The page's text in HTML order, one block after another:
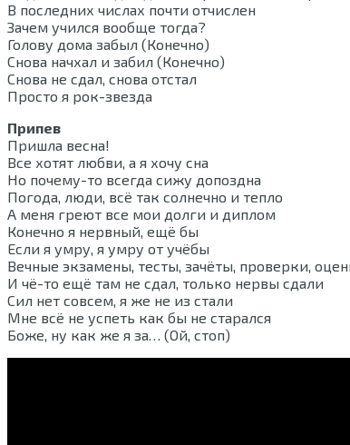
В последних числах почти отчислен
Зачем учился вообще тогда?
Голову дома забыл (Конечно)
Снова начхал и забил (Конечно)
Снова не сдал, снова отстал
Просто я рок-звезда
Припев
Пришла весна!
Все хотят любви, а я хочу сна
Но почему-то всегда сижу допоздна
Погода, люди, всё так солнечно и тепло
А меня греют все мои долги и диплом
Конечно я нервный, ещё бы
Если я умру, я умру от учёбы
Вечные экзамены, тесты, зачёты, проверки,
И чё-то ещё там не сдал, только нервы сдали
Сил нет совсем, я же не из стали
Мне всё не успеть как бы не старался
Боже, ну как же я за… (Ой, стоп)